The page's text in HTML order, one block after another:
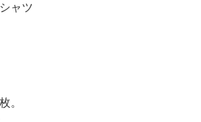
ャツ
。